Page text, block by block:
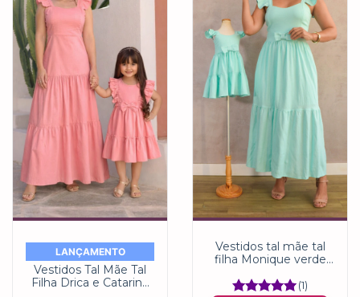
LANÇAMENTO
Vestidos Tal Mãe Tal
Filha Drica e Catarina
Vestidos tal mãe tal
filha Monique verde
(1)